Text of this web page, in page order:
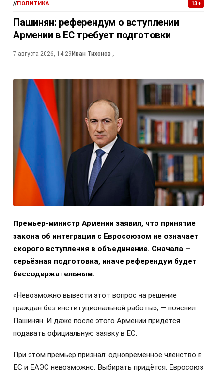
//ПОЛИТИКА 13+
Пашинян: референдум о вступлении
Армении в ЕС требует подготовки
7 августа 2026, 14:29 Иван Тихонов ,
Премьер-министр Армении заявил, что принятие
закона об интеграции с Евросоюзом не означает
скорого вступления в объединение. Сначала —
серьёзная подготовка, иначе референдум будет
бессодержательным.
«Невозможно вывести этот вопрос на решение
граждан без институциональной работы», — пояснил
Пашинян. И даже после этого Армении придётся
подавать официальную заявку в ЕС.
При этом премьер признал: одновременное членство в
ЕС и ЕАЭС невозможно. Выбирать придётся. Евросоюз